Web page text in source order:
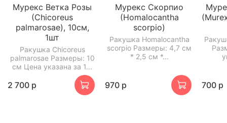
Мурекс Ветка Розы
(Chicoreus
palmarosae), 10см,
1шт
Ракушка Chicoreus
palmarosae Размеры: 10
см Цена указана за 1...
2 700 р
Мурекс Скорпио
(Homalocantha
scorpio)
Ракушка Homalocantha
scorpio Размеры: 4,7 см
* 2,5 см *...
970 р 700 р